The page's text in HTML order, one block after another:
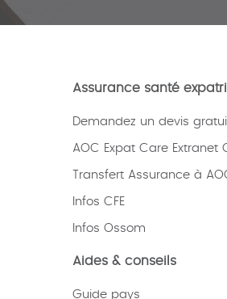
Assurance santé
Demandez un devis
AOC Expat Care Extranet
Transfert Assurance à
Infos CFE
Infos Ossom
Aides & conseils
Guide pays